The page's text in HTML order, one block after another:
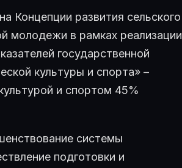
Концепции развития сельского
молодежи в рамках реализации
государственной
культуры и спорта» –
и спортом 45%
системы
подготовки и